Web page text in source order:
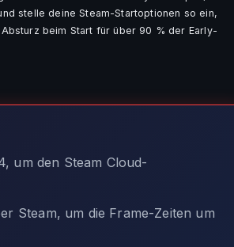
stelle deine Steam-Startoptionen so ein,
beim Start für über 90 % der Early-
um den Steam Cloud-
Steam, um die Frame-Zeiten um